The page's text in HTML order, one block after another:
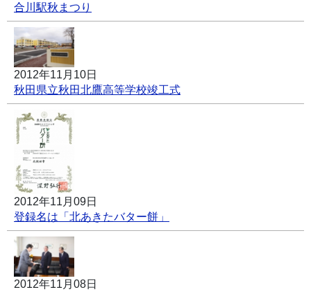
合川駅秋まつり
2012年11月10日
秋田県立秋田北鷹高等学校竣工式
2012年11月09日
登録名は「北あきたバター餅」
2012年11月08日